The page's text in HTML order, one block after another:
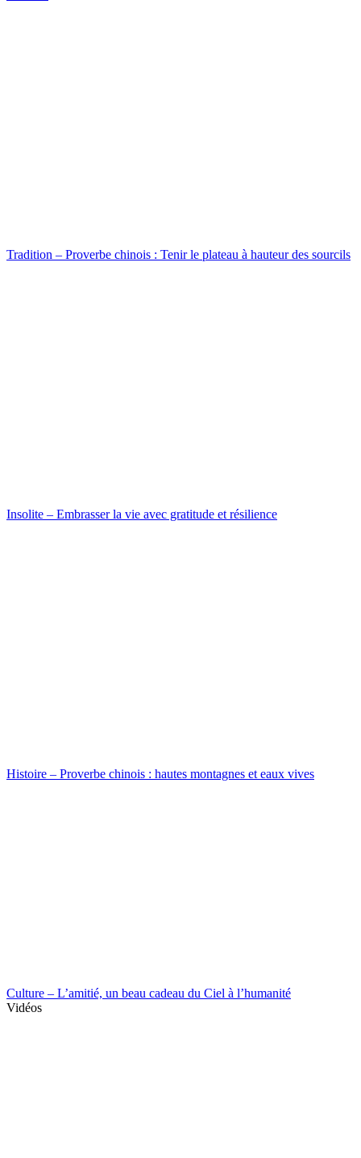
Tradition – Proverbe chinois : Tenir le plateau à hauteur des sourcils
Insolite – Embrasser la vie avec gratitude et résilience
Histoire – Proverbe chinois : hautes montagnes et eaux vives
Culture – L’amitié, un beau cadeau du Ciel à l’humanité
Vidéos